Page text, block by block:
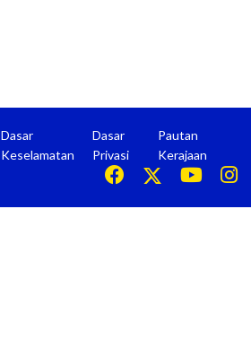
Dasar
Keselamatan
Dasar
Privasi
Pautan
Kerajaan